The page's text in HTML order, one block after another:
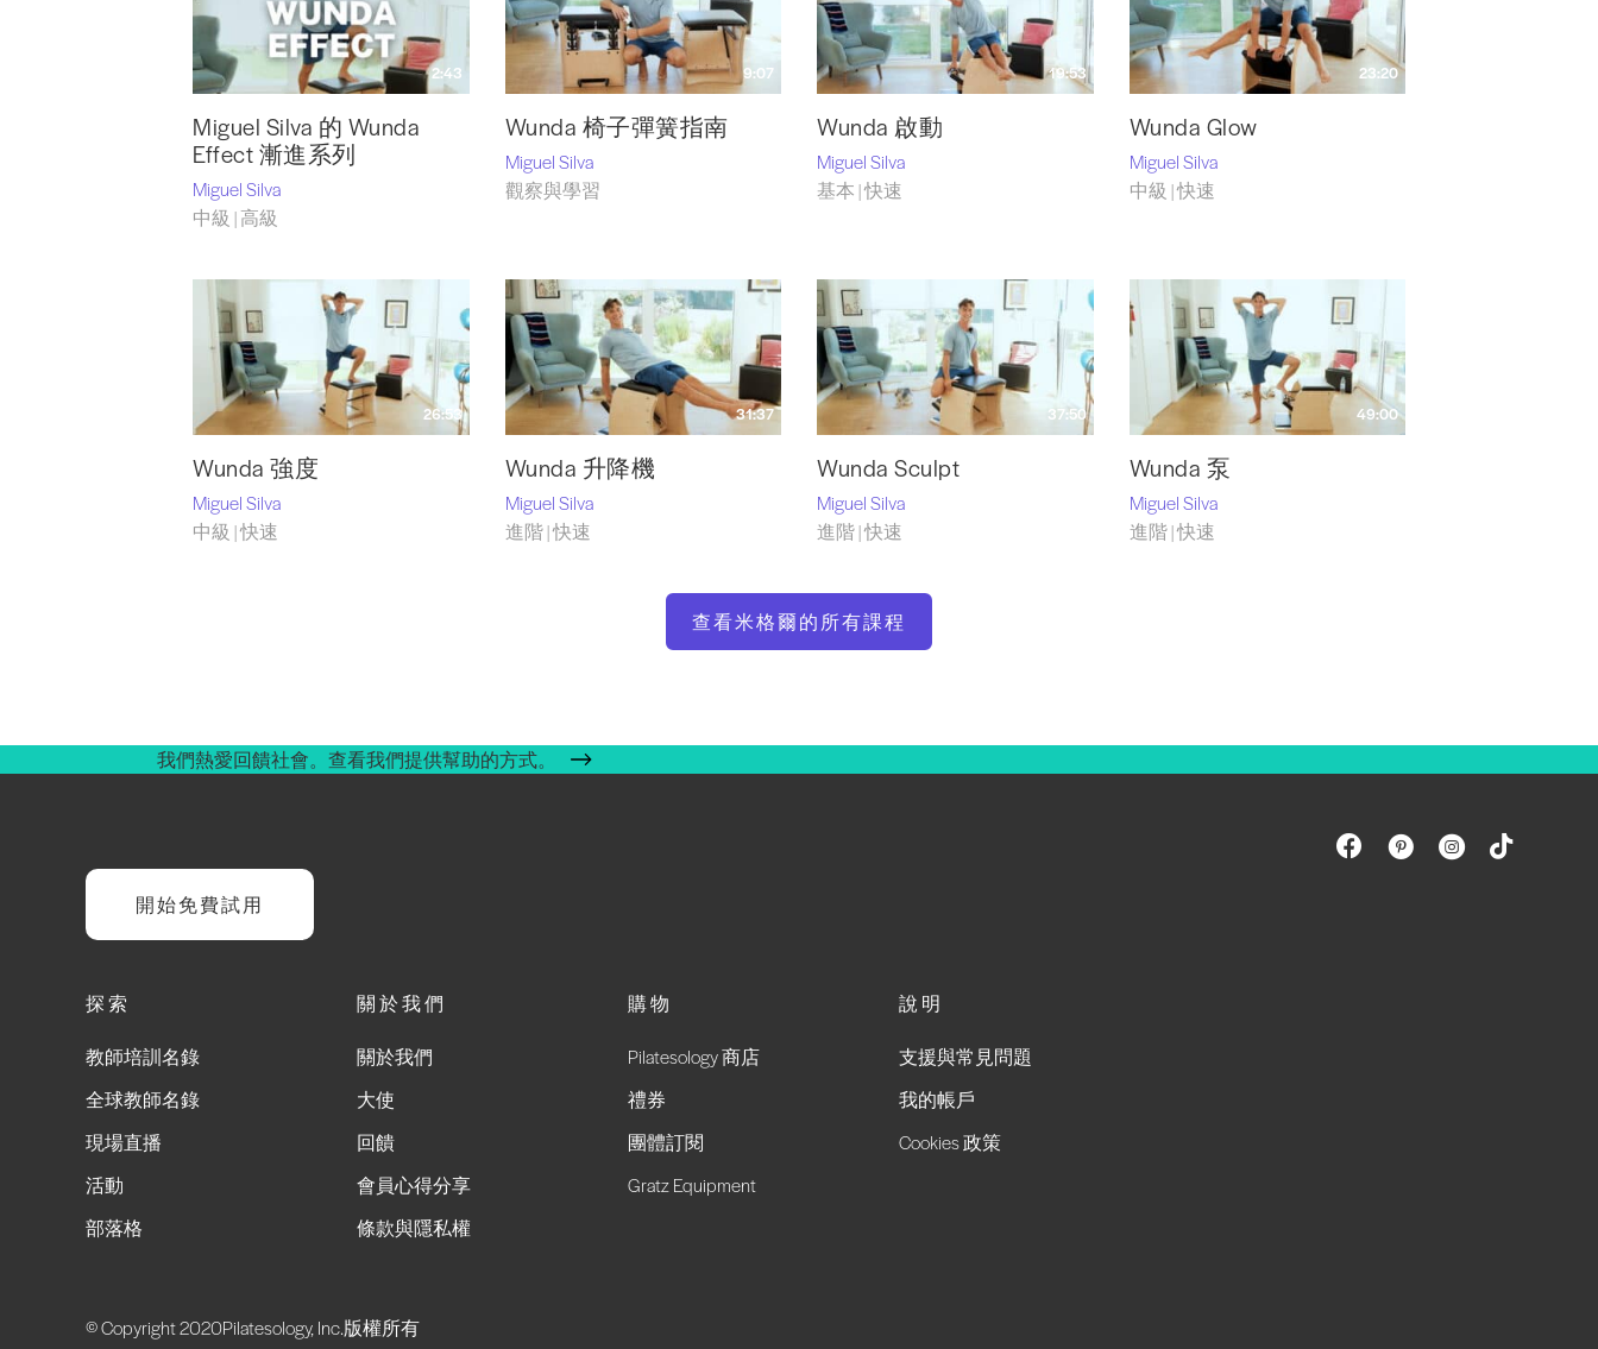
2:43
Miguel Silva 的 Wunda
Effect 漸進系列
Miguel Silva
中級 | 高級
9:07
Wunda 椅子彈簧指南
Miguel Silva
觀察與學習
19:53
Wunda 啟動
Miguel Silva
基本 | 快速
23:20
Wunda Glow
Miguel Silva
中級 | 快速
26:53
Wunda 強度
Miguel Silva
中級 | 快速
31:37
Wunda 升降機
Miguel Silva
進階 | 快速
37:50
Wunda Sculpt
Miguel Silva
進階 | 快速
49:00
Wunda 泵
Miguel Silva
進階 | 快速
查看米格爾的所有課程
我們熱愛回饋社會。查看我們提供幫助的方式。
開始免費試用
探索
教師培訓名錄
全球教師名錄
現場直播
活動
部落格
關於我們
關於我們
大使
回饋
會員心得分享
條款與隱私權
購物
Pilatesology 商店
禮券
團體訂閱
Gratz Equipment
說明
支援與常見問題
我的帳戶
Cookies 政策
© Copyright 2020Pilatesology, Inc.版權所有